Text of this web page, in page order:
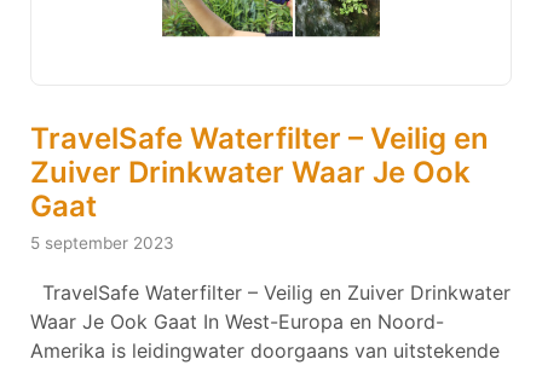
TravelSafe Waterfilter – Veilig en
Zuiver Drinkwater Waar Je Ook
Gaat
5 september 2023
TravelSafe Waterfilter – Veilig en Zuiver Drinkwater
Waar Je Ook Gaat In West-Europa en Noord-
Amerika is leidingwater doorgaans van uitstekende